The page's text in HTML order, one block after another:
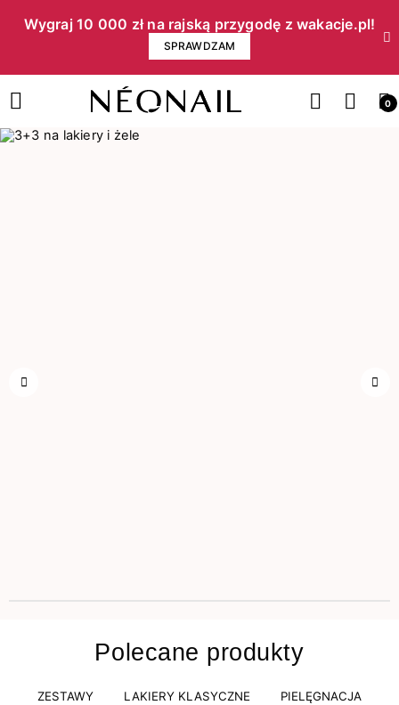
Wygraj 10 000 zł na rajską przygodę z wakacje.pl!​
SPRAWDZAM
0
Polecane produkty
ZESTAWY LAKIERY KLASYCZNE PIELĘGNACJA